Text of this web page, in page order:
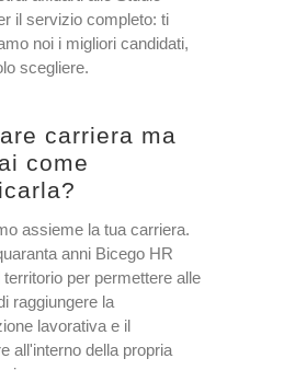
il servizio completo: ti
noi i migliori candidati,
scegliere.
carriera ma
come
assieme la tua carriera.
anni Bicego HR
per permettere alle
raggiungere la
lavorativa e il
all'interno della propria